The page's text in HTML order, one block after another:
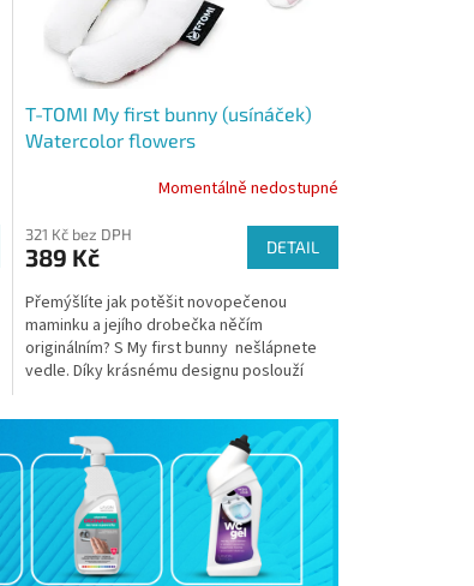
T-TOMI My first bunny (usínáček)
Watercolor flowers
Momentálně nedostupné
321 Kč bez DPH
389 Kč DETAIL
Přemýšlíte jak potěšit novopečenou
maminku a jejího drobečka něčím
originálním? S My first bunny nešlápnete
vedle. Díky krásnému designu poslouží